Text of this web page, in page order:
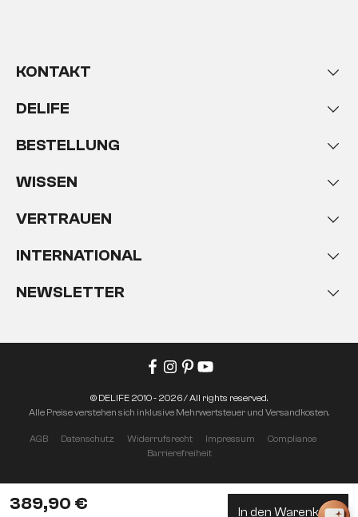
389,90 € In den Warenkorb
KONTAKT
DELIFE
BESTELLUNG
WISSEN
VERTRAUEN
INTERNATIONAL
NEWSLETTER
AGB Datenschutz Widerrufsrecht Impressum
Compliance
Barrierefreiheit
© DELIFE 2010 - 2026 / All rights reserved.
Alle Preise verstehen sich inklusive Mehrwertsteuer und Versandkosten.